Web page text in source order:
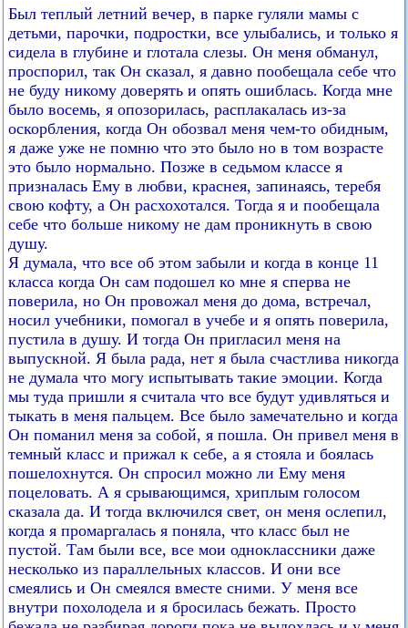
Был теплый летний вечер, в парке гуляли мамы с
детьми, парочки, подростки, все улыбались, и только я
сидела в глубине и глотала слезы. Он меня обманул,
проспорил, так Он сказал, я давно пообещала себе что
не буду никому доверять и опять ошиблась. Когда мне
было восемь, я опозорилась, расплакалась из-за
оскорбления, когда Он обозвал меня чем-то обидным,
я даже уже не помню что это было но в том возрасте
это было нормально. Позже в седьмом классе я
призналась Ему в любви, краснея, запинаясь, теребя
свою кофту, а Он расхохотался. Тогда я и пообещала
себе что больше никому не дам проникнуть в свою
душу.
Я думала, что все об этом забыли и когда в конце 11
класса когда Он сам подошел ко мне я сперва не
поверила, но Он провожал меня до дома, встречал,
носил учебники, помогал в учебе и я опять поверила,
пустила в душу. И тогда Он пригласил меня на
выпускной. Я была рада, нет я была счастлива никогда
не думала что могу испытывать такие эмоции. Когда
мы туда пришли я считала что все будут удивляться и
тыкать в меня пальцем. Все было замечательно и когда
Он поманил меня за собой, я пошла. Он привел меня в
темный класс и прижал к себе, а я стояла и боялась
пошелохнутся. Он спросил можно ли Ему меня
поцеловать. А я срывающимся, хриплым голосом
сказала да. И тогда включился свет, он меня ослепил,
когда я промаргалась я поняла, что класс был не
пустой. Там были все, все мои одноклассники даже
несколько из параллельных классов. И они все
смеялись и Он смеялся вместе сними. У меня все
внутри похолодела и я бросилась бежать. Просто